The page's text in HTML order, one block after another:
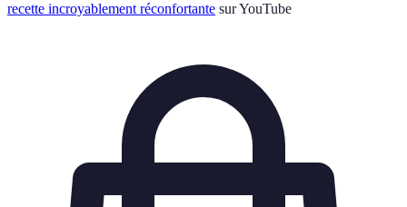
recette incroyablement réconfortante sur YouTube